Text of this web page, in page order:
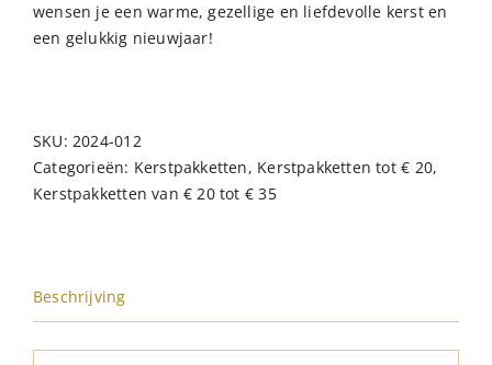
wensen je een warme, gezellige en liefdevolle kerst en
een gelukkig nieuwjaar!
SKU:2024-012
Categorieën: Kerstpakketten, Kerstpakketten tot € 20,
Kerstpakketten van € 20 tot € 35
Beschrijving